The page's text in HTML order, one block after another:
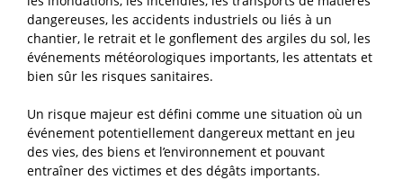
dangereuses, les accidents industriels ou liés à un
chantier, le retrait et le gonflement des argiles du sol, les
événements météorologiques importants, les attentats et
bien sûr les risques sanitaires.
Un risque majeur est défini comme une situation où un
événement potentiellement dangereux mettant en jeu
des vies, des biens et l’environnement et pouvant
entraîner des victimes et des dégâts importants.